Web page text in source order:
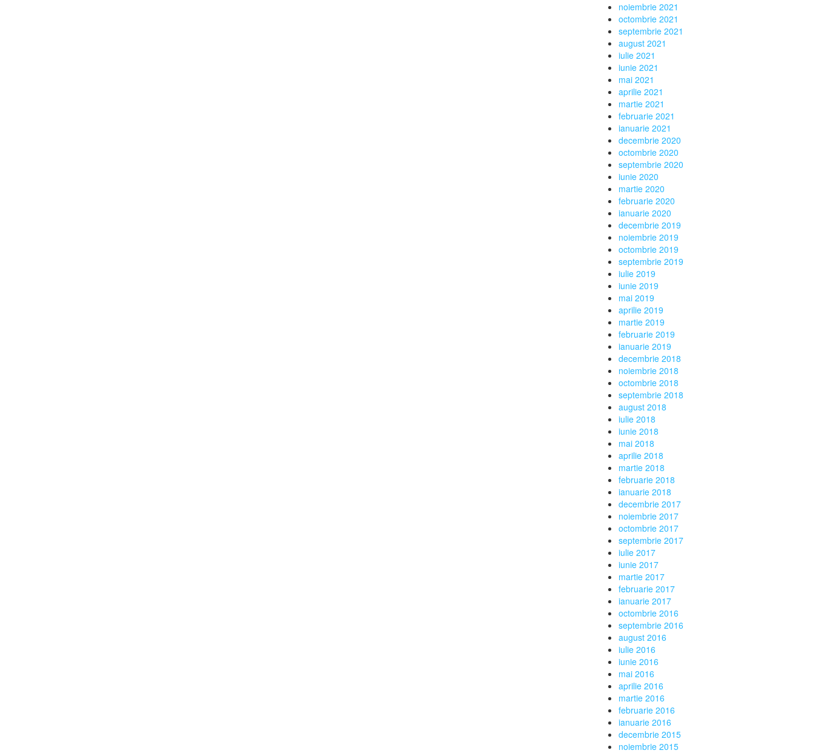
noiembrie 2021
octombrie 2021
septembrie 2021
august 2021
iulie 2021
iunie 2021
mai 2021
aprilie 2021
martie 2021
februarie 2021
ianuarie 2021
decembrie 2020
octombrie 2020
septembrie 2020
iunie 2020
martie 2020
februarie 2020
ianuarie 2020
decembrie 2019
noiembrie 2019
octombrie 2019
septembrie 2019
iulie 2019
iunie 2019
mai 2019
aprilie 2019
martie 2019
februarie 2019
ianuarie 2019
decembrie 2018
noiembrie 2018
octombrie 2018
septembrie 2018
august 2018
iulie 2018
iunie 2018
mai 2018
aprilie 2018
martie 2018
februarie 2018
ianuarie 2018
decembrie 2017
noiembrie 2017
octombrie 2017
septembrie 2017
iulie 2017
iunie 2017
martie 2017
februarie 2017
ianuarie 2017
octombrie 2016
septembrie 2016
august 2016
iulie 2016
iunie 2016
mai 2016
aprilie 2016
martie 2016
februarie 2016
ianuarie 2016
decembrie 2015
noiembrie 2015